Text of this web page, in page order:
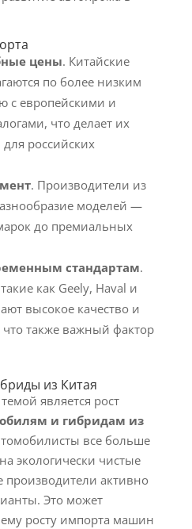
цены. Китайские
по более низким
с европейскими и
что делает их
российских
. Производители из
моделей —
до премиальных
стандартам.
как Geely, Haval и
высокое качество и
также важный фактор
из Китая
является рост
и гибридам из
все больше
экологически чистые
производители активно
Это может
росту импорта машин